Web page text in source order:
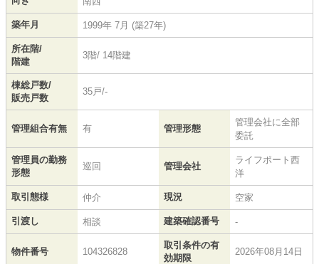
築年月 1999年 7月 (築27年)
所在階/
階建
3階/ 14階建
棟総戸数/
販売戸数
35戸/-
管理組合有無 有 管理形態
管理会社に全部
委託
管理員の勤務
形態
巡回 管理会社
ライフポート西
洋
取引態様 仲介 現況 空家
引渡し 相談 建築確認番号 -
物件番号 104326828
取引条件の有
効期限
2026年08月14日